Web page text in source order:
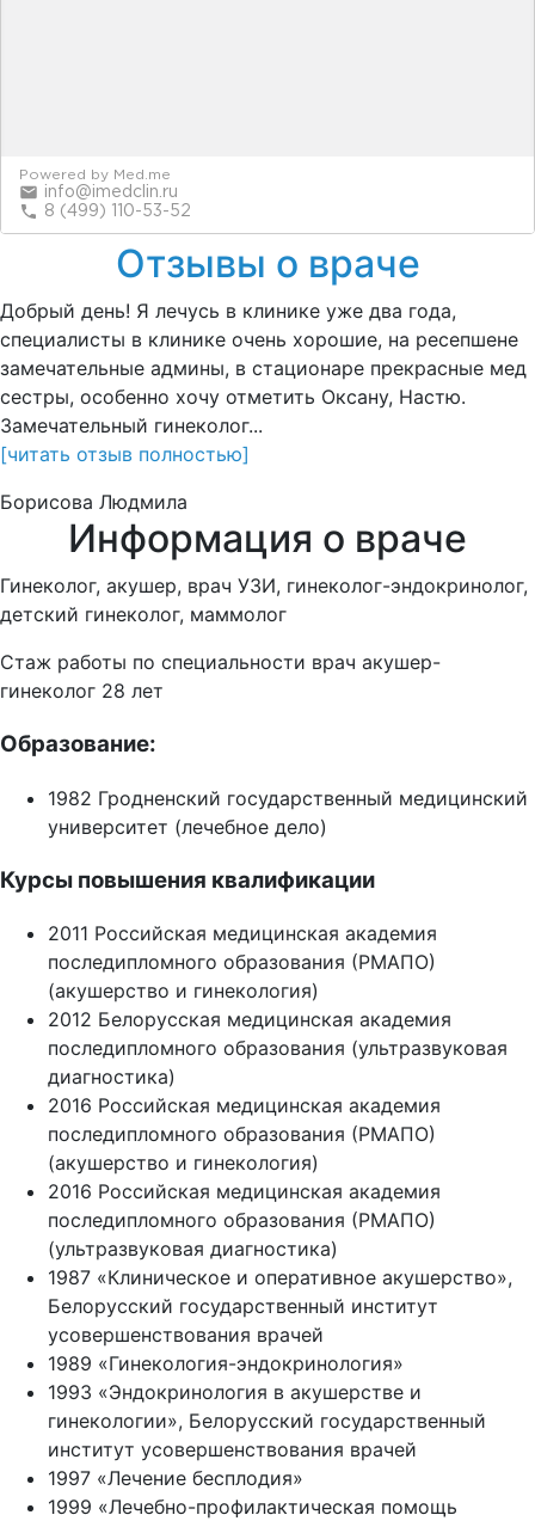
Отзывы о враче
Добрый день! Я лечусь в клинике уже два года,
специалисты в клинике очень хорошие, на ресепшене
замечательные админы, в стационаре прекрасные мед
сестры, особенно хочу отметить Оксану, Настю.
Замечательный гинеколог...
[читать отзыв полностью]
Борисова Людмила
Информация о враче
Гинеколог, акушер, врач УЗИ, гинеколог-эндокринолог,
детский гинеколог, маммолог
Стаж работы по специальности врач акушер-
гинеколог 28 лет
Образование:
1982 Гродненский государственный медицинский
университет (лечебное дело)
Курсы повышения квалификации
2011 Российская медицинская академия
последипломного образования (РМАПО)
(акушерство и гинекология)
2012 Белорусская медицинская академия
последипломного образования (ультразвуковая
диагностика)
2016 Российская медицинская академия
последипломного образования (РМАПО)
(акушерство и гинекология)
2016 Российская медицинская академия
последипломного образования (РМАПО)
(ультразвуковая диагностика)
1987 «Клиническое и оперативное акушерство»,
Белорусский государственный институт
усовершенствования врачей
1989 «Гинекология-эндокринология»
1993 «Эндокринология в акушерстве и
гинекологии», Белорусский государственный
институт усовершенствования врачей
1997 «Лечение бесплодия»
1999 «Лечебно-профилактическая помощь